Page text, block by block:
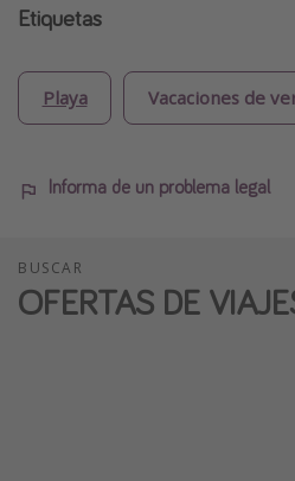
Etiquetas
Playa Vacaciones de
Informa de un problema legal
BUSCAR
OFERTAS DE